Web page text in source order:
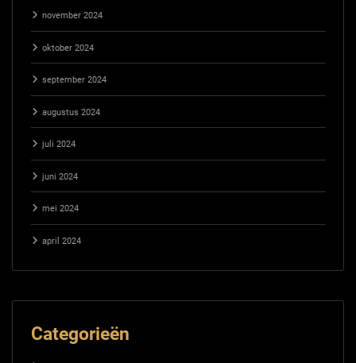
november 2024
oktober 2024
september 2024
augustus 2024
juli 2024
juni 2024
mei 2024
april 2024
Categorieën